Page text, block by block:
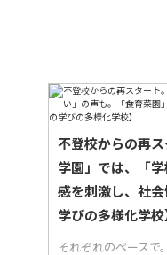
不登校からの再
学園」では、「
感を刺激し、社
学びの多様化学校
それぞれのペースで